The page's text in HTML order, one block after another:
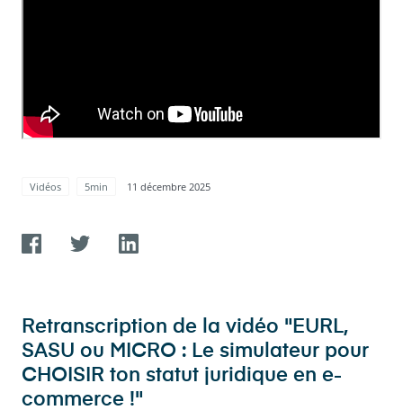
Vidéos 5min 11 décembre 2025
Retranscription de la vidéo "EURL,
SASU ou MICRO : Le simulateur pour
CHOISIR ton statut juridique en e-
commerce !"